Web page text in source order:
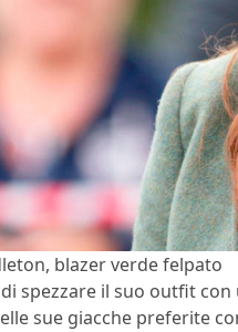
blazer verde felpato
spezzare il suo outfit
sue giacche preferite